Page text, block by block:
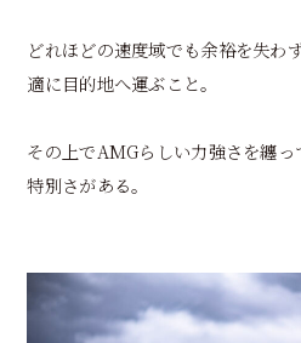
どれほどの速度域でも余裕を失わ
適に目的地へ運ぶこと。
その上でAMGらしい力強さを纏
特別さがある。